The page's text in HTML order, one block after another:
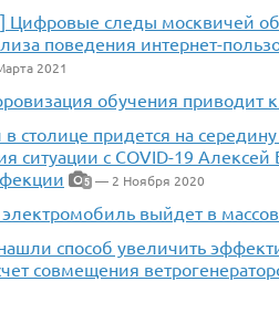
Цифровые следы москвичей
поведения интернет-
2021
обучения
столице придется на
ситуации с COVID-19
5 — 2 Ноября 2020
выйдет в
способ увеличить
совмещения